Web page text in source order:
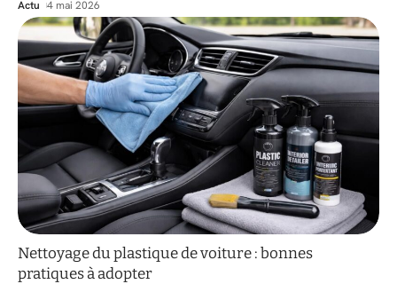
Actu 4 mai 2026
Nettoyage du plastique de voiture : bonnes
pratiques à adopter